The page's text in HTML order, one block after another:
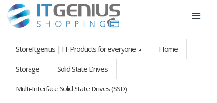
StoreItgenius | IT Products for everyone Home
Storage Solid State Drives
Multi-Interface Solid State Drives (SSD)